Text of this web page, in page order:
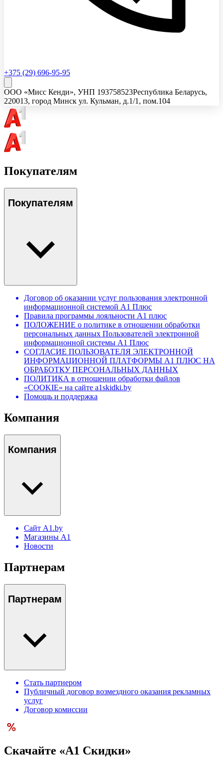
+375 (29) 696-95-95
ООО «Мисс Кенди», УНП 193758523Республика Беларусь,
220013, город Минск ул. Кульман, д.1/1, пом.104
Покупателям
Покупателям
Договор об оказании услуг пользования электронной
информационной системой А1 Плюс
Правила программы лояльности А1 плюс
ПОЛОЖЕНИЕ о политике в отношении обработки
персональных данных Пользователей электронной
информационной системы А1 Плюс
СОГЛАСИЕ ПОЛЬЗОВАТЕЛЯ ЭЛЕКТРОННОЙ
ИНФОРМАЦИОННОЙ ПЛАТФОРМЫ А1 ПЛЮС НА
ОБРАБОТКУ ПЕРСОНАЛЬНЫХ ДАННЫХ
ПОЛИТИКА в отношении обработки файлов
«COOKIE» на сайте a1skidki.by
Помощь и поддержка
Компания
Компания
Сайт A1.by
Магазины А1
Новости
Партнерам
Партнерам
Стать партнером
Публичный договор возмездного оказания рекламных
услуг
Договор комиссии
Скачайте «А1 Скидки»